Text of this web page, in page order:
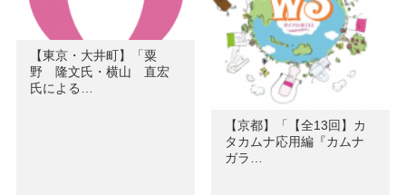
【東京・大井町】「粟
野 隆文氏・横山 直宏
氏による…
【京都】「【全13回】カ
タカムナ応用編『カムナ
ガラ…